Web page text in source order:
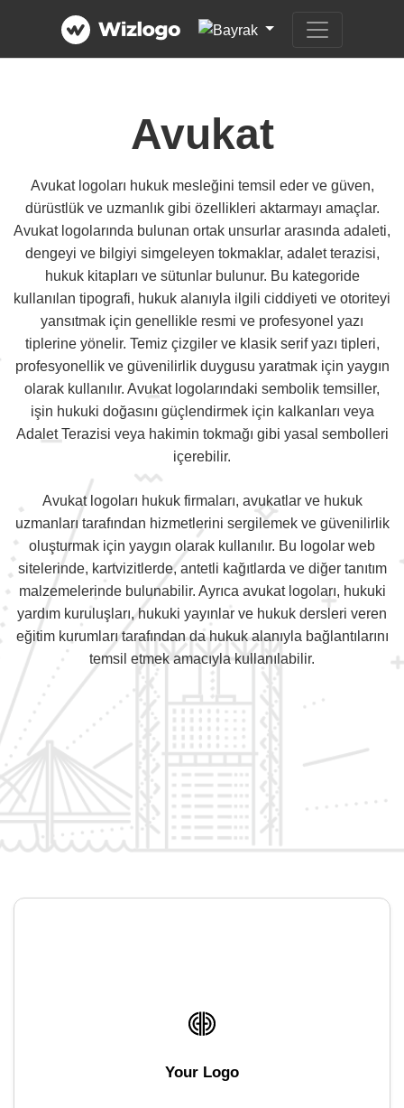
Avukat
Avukat logoları hukuk mesleğini temsil eder ve güven,
dürüstlük ve uzmanlık gibi özellikleri aktarmayı amaçlar.
Avukat logolarında bulunan ortak unsurlar arasında adaleti,
dengeyi ve bilgiyi simgeleyen tokmaklar, adalet terazisi,
hukuk kitapları ve sütunlar bulunur. Bu kategoride
kullanılan tipografi, hukuk alanıyla ilgili ciddiyeti ve otoriteyi
yansıtmak için genellikle resmi ve profesyonel yazı
tiplerine yönelir. Temiz çizgiler ve klasik serif yazı tipleri,
profesyonellik ve güvenilirlik duygusu yaratmak için yaygın
olarak kullanılır. Avukat logolarındaki sembolik temsiller,
işin hukuki doğasını güçlendirmek için kalkanları veya
Adalet Terazisi veya hakimin tokmağı gibi yasal sembolleri
içerebilir.
Avukat logoları hukuk firmaları, avukatlar ve hukuk
uzmanları tarafından hizmetlerini sergilemek ve güvenilirlik
oluşturmak için yaygın olarak kullanılır. Bu logolar web
sitelerinde, kartvizitlerde, antetli kağıtlarda ve diğer tanıtım
malzemelerinde bulunabilir. Ayrıca avukat logoları, hukuki
yardım kuruluşları, hukuki yayınlar ve hukuk dersleri veren
eğitim kurumları tarafından da hukuk alanıyla bağlantılarını
temsil etmek amacıyla kullanılabilir.
Your Logo